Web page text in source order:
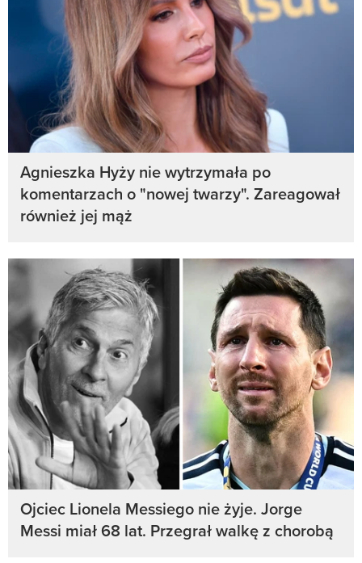
Agnieszka Hyży nie wytrzymała po
komentarzach o "nowej twarzy". Zareagował
również jej mąż
Ojciec Lionela Messiego nie żyje. Jorge
Messi miał 68 lat. Przegrał walkę z chorobą